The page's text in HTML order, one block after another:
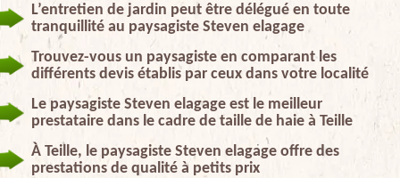
L’entretien de jardin peut être délégué en toute
tranquillité au paysagiste Steven elagage
Trouvez-vous un paysagiste en comparant les
différents devis établis par ceux dans votre localité
Le paysagiste Steven elagage est le meilleur
prestataire dans le cadre de taille de haie à Teille
À Teille, le paysagiste Steven elagage offre des
prestations de qualité à petits prix